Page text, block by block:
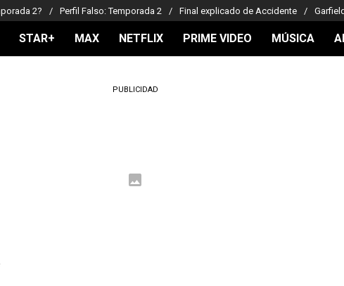
2? Perfil Falso: Temporada 2 Final explicado de Accidente
STAR+ MAX NETFLIX PRIME VIDEO MÚSICA
PUBLICIDAD